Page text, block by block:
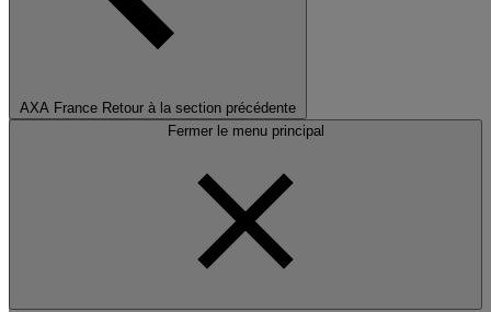
AXA France Retour à la section précédente
Fermer le menu principal